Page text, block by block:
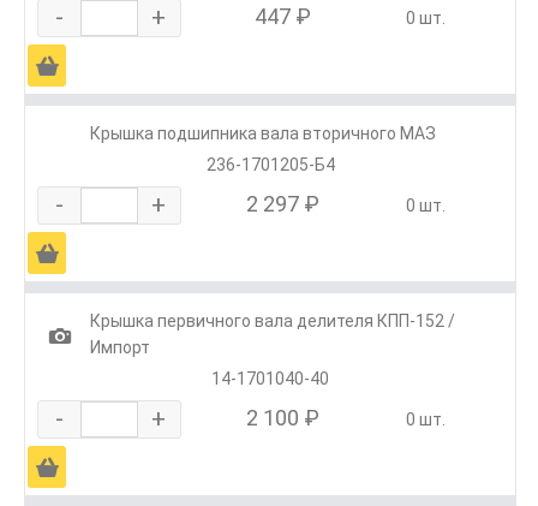
- + 447 ₽ 0 шт.
Ä
Крышка подшипника вала вторичного МАЗ
236-1701205-Б4
- + 2 297 ₽ 0 шт.
Ä
1
Крышка первичного вала делителя КПП-152 /
Импорт
14-1701040-40
- + 2 100 ₽ 0 шт.
Ä